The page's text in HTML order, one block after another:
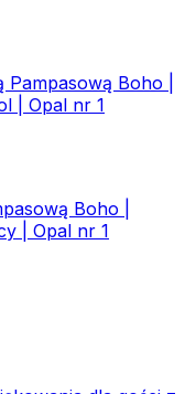
Boho |
| Opal nr 1
Boho |
| Opal nr 1